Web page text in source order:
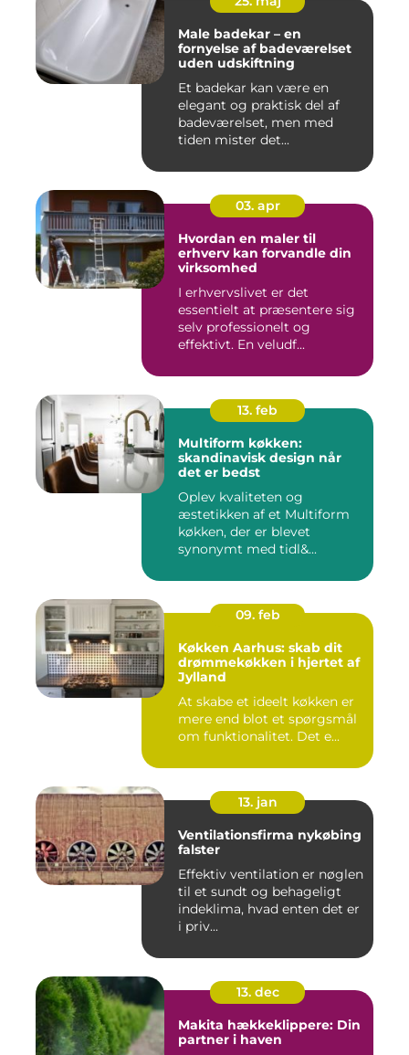
Male badekar – en
fornyelse af badeværelset
uden udskiftning
Et badekar kan være en
elegant og praktisk del af
badeværelset, men med
tiden mister det...
03. apr
Hvordan en maler til
erhverv kan forvandle din
virksomhed
I erhvervslivet er det
essentielt at præsentere sig
selv professionelt og
effektivt. En veludf...
13. feb
Multiform køkken:
skandinavisk design når
det er bedst
Oplev kvaliteten og
æstetikken af et Multiform
køkken, der er blevet
synonymt med tidl&...
09. feb
Køkken Aarhus: skab dit
drømmekøkken i hjertet af
Jylland
At skabe et ideelt køkken er
mere end blot et spørgsmål
om funktionalitet. Det e...
13. jan
Ventilationsfirma nykøbing
falster
Effektiv ventilation er nøglen
til et sundt og behageligt
indeklima, hvad enten det er
i priv...
13. dec
Makita hækkeklippere: Din
partner i haven